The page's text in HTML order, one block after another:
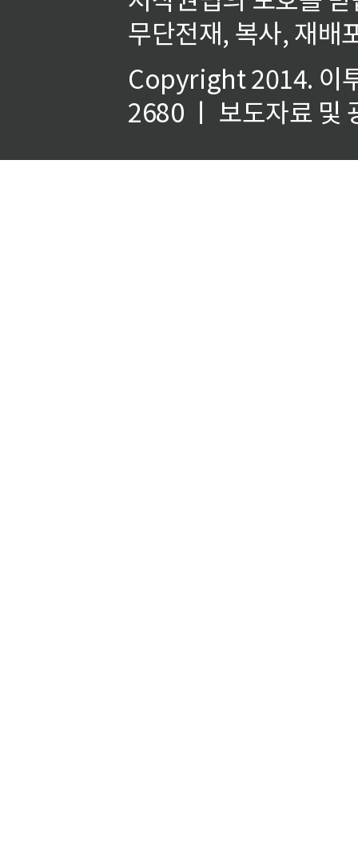
무단전재, 복사, 재배
Copyright 2014. 이
2680 ㅣ 보도자료